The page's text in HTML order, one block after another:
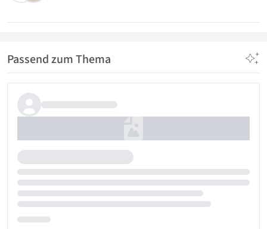
Passend zum Thema